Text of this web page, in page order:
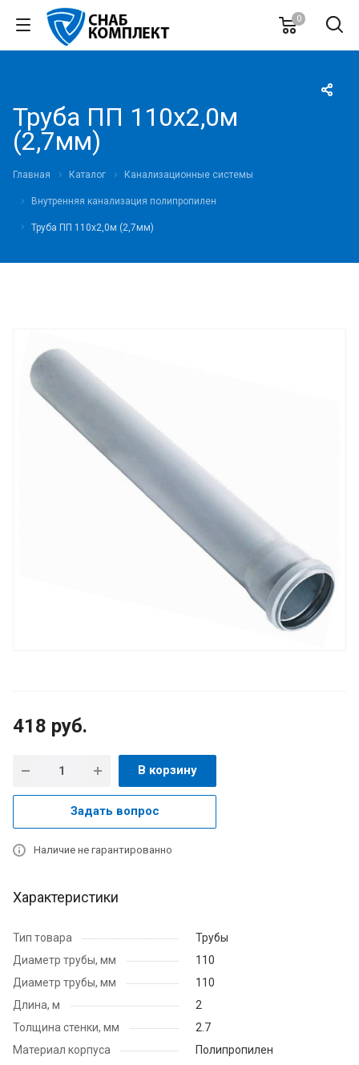
0
Труба ПП 110х2,0м
(2,7мм)
Главная Каталог Канализационные системы
Внутренняя канализация полипропилен
Труба ПП 110х2,0м (2,7мм)
418 руб.
В корзину
Задать вопрос
Наличие не гарантированно
Характеристики
Тип товара
Трубы
Диаметр трубы, мм
110
Диаметр трубы, мм
110
Длина, м
2
Толщина стенки, мм
2.7
Материал корпуса
Полипропилен